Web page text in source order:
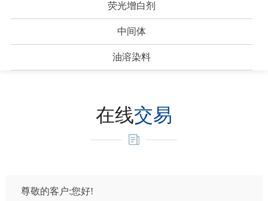
荧光增白剂
中间体
油溶染料
在线交易
尊敬的客户:您好!